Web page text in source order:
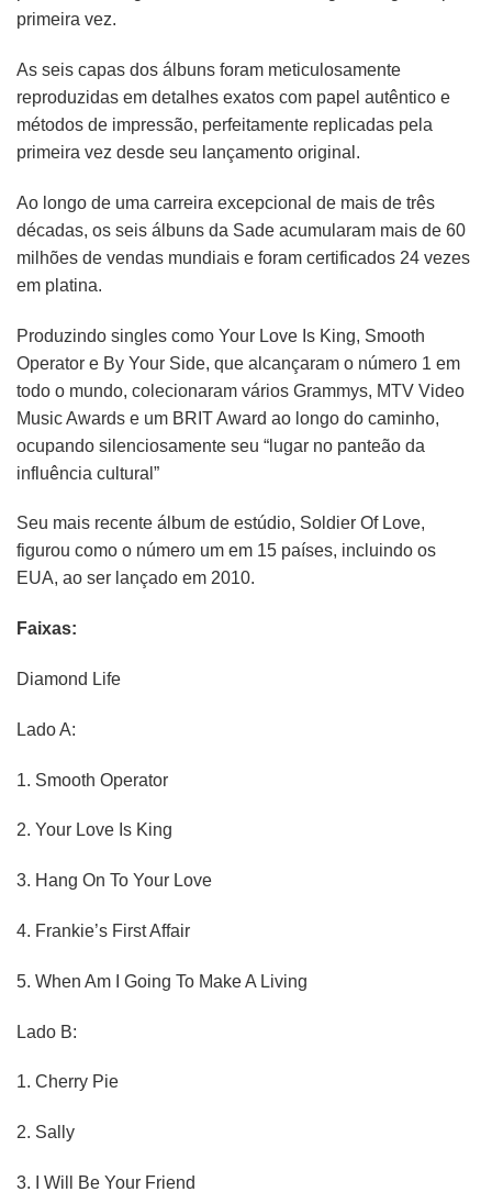
primeira vez.
As seis capas dos álbuns foram meticulosamente
reproduzidas em detalhes exatos com papel autêntico e
métodos de impressão, perfeitamente replicadas pela
primeira vez desde seu lançamento original.
Ao longo de uma carreira excepcional de mais de três
décadas, os seis álbuns da Sade acumularam mais de 60
milhões de vendas mundiais e foram certificados 24 vezes
em platina.
Produzindo singles como Your Love Is King, Smooth
Operator e By Your Side, que alcançaram o número 1 em
todo o mundo, colecionaram vários Grammys, MTV Video
Music Awards e um BRIT Award ao longo do caminho,
ocupando silenciosamente seu “lugar no panteão da
influência cultural”
Seu mais recente álbum de estúdio, Soldier Of Love,
figurou como o número um em 15 países, incluindo os
EUA, ao ser lançado em 2010.
Faixas:
Diamond Life
Lado A:
1. Smooth Operator
2. Your Love Is King
3. Hang On To Your Love
4. Frankie’s First Affair
5. When Am I Going To Make A Living
Lado B:
1. Cherry Pie
2. Sally
3. I Will Be Your Friend